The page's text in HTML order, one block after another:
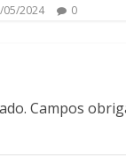
05/2024 0
Campos